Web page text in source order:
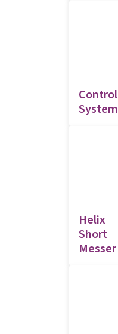
Control
System
Helix
Short
Messer